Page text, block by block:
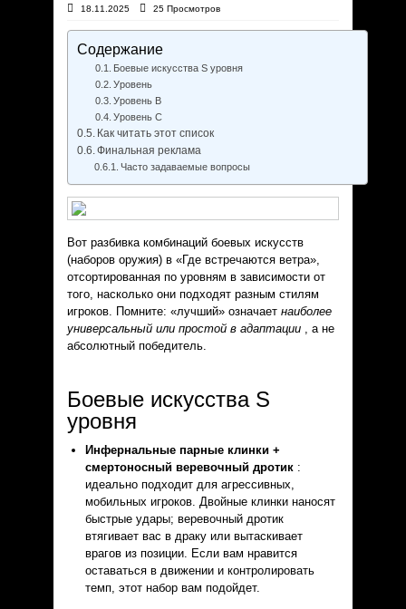
18.11.2025 25 Просмотров
Содержание
Боевые искусства S уровня
Уровень
Уровень B
Уровень C
Как читать этот список
Финальная реклама
Часто задаваемые вопросы
Вот разбивка комбинаций боевых искусств
(наборов оружия) в «Где встречаются ветра»,
отсортированная по уровням в зависимости от
того, насколько они подходят разным стилям
игроков. Помните: «лучший» означает наиболее
универсальный или простой в адаптации , а не
абсолютный победитель.
Боевые искусства S
уровня
Инфернальные парные клинки +
смертоносный веревочный дротик :
идеально подходит для агрессивных,
мобильных игроков. Двойные клинки наносят
быстрые удары; веревочный дротик
втягивает вас в драку или вытаскивает
врагов из позиции. Если вам нравится
оставаться в движении и контролировать
темп, этот набор вам подойдет.